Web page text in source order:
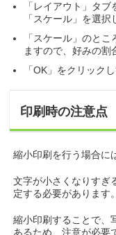
「レイアウト」タ
「スケール」を選択
「スケール」のと
ますので、好みの割
「OK」をクリック
印刷時の注意点
縮小印刷を行う場合に
文字が小さくなりすぎ
定する必要があります。
縮小印刷することで、
あるため、注意が必要